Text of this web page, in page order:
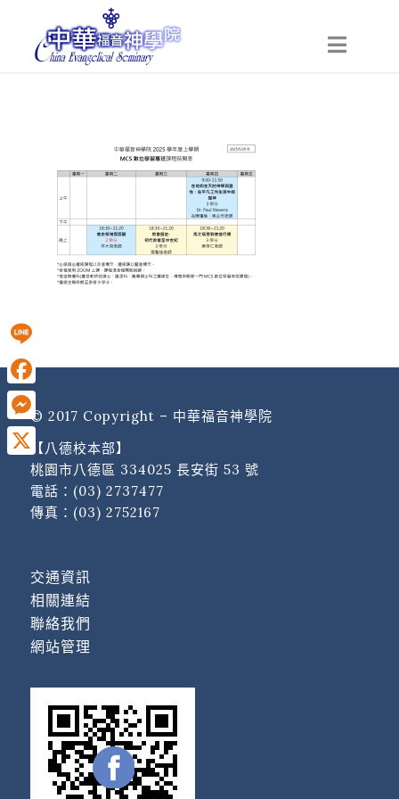
© 2017 Copyright – 中華福音神學院
【八德校本部】
桃園市八德區 334025 長安街 53 號
電話： (03) 2737477
傳真：(03) 2752167
交通資訊
相關連結
聯絡我們
網站管理
Line
Facebook
Messenger